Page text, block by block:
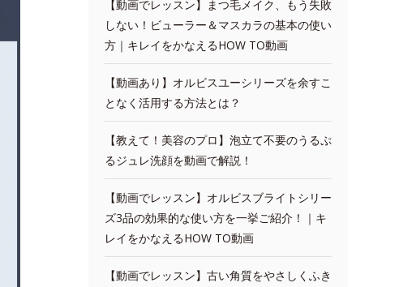
【動画でレッスン】まつ毛メイク、もう失敗
しない！ビューラー＆マスカラの基本の使い
方｜キレイをかなえるHOW TO動画
【動画あり】オルビスユーシリーズを余すこ
となく活用する方法とは？
【教えて！美容のプロ】泡立て不要のうるぷ
るジュレ洗顔を動画で解説！
【動画でレッスン】オルビスブライトシリー
ズ3品の効果的な使い方を一挙ご紹介！｜キ
レイをかなえるHOW TO動画
【動画でレッスン】古い角質をやさしくふき